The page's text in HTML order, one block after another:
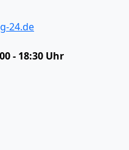
24.de
- 18:30 Uhr